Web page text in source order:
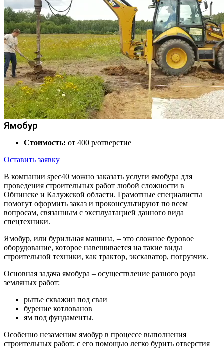
Ямобур
Стоимость: от 400 р/отверстие
Оставить заявку
В компании spec40 можно заказать услуги ямобура для
проведения строительных работ любой сложности в
Обнинске и Калужской области. Грамотные специалисты
помогут оформить заказ и проконсультируют по всем
вопросам, связанным с эксплуатацией данного вида
спецтехники.
Ямобур, или бурильная машина, – это сложное буровое
оборудование, которое навешивается на такие виды
строительной техники, как трактор, экскаватор, погрузчик.
Основная задача ямобура – осуществление разного рода
земляных работ:
рытье скважин под сваи
бурение котлованов
ям под фундаменты.
Особенно незаменим ямобур в процессе выполнения
строительных работ: с его помощью легко бурить отверстия